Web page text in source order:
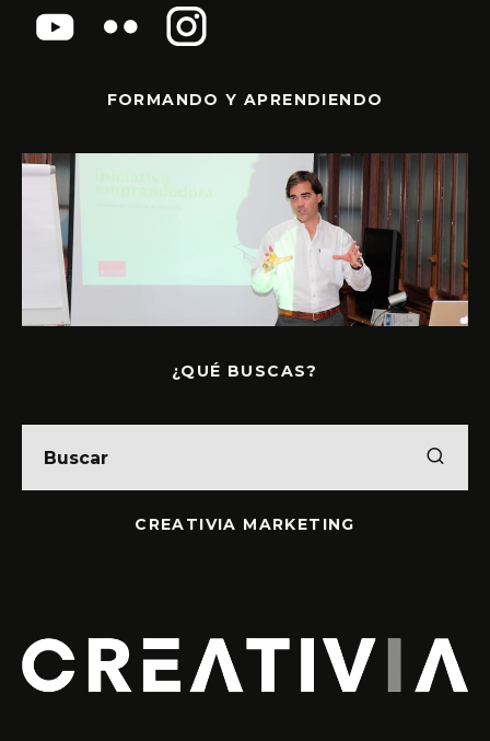
FORMANDO Y APRENDIENDO
¿QUÉ BUSCAS?
CREATIVIA MARKETING